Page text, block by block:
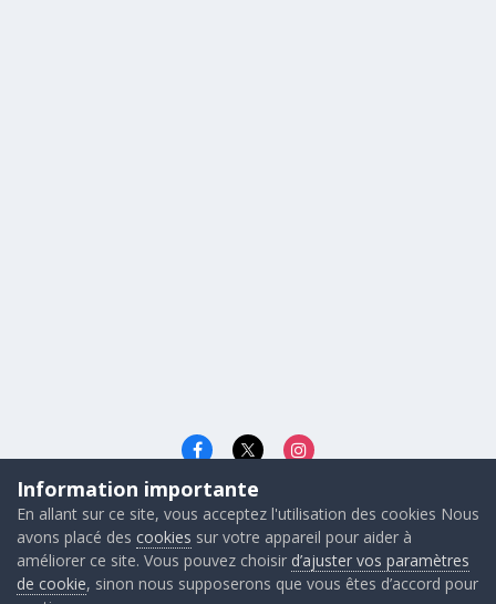
Langue Cookies
© 2026 - Gunners FRANCE
Powered by Invision Community
Information importante
En allant sur ce site, vous acceptez l'utilisation des cookies Nous
avons placé des cookies sur votre appareil pour aider à
améliorer ce site. Vous pouvez choisir d’ajuster vos paramètres
de cookie, sinon nous supposerons que vous êtes d’accord pour